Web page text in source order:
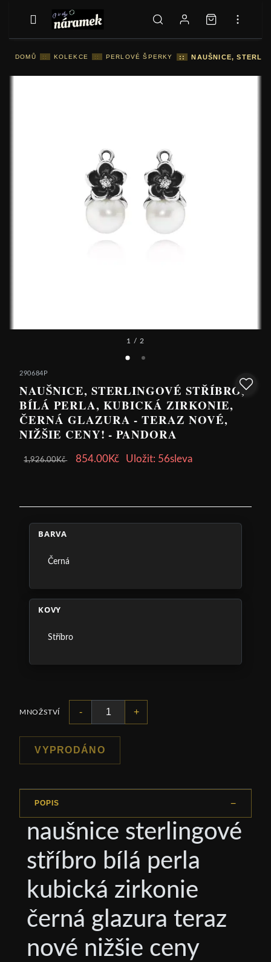
DOMŮ :: KOLEKCE :: PERLOVÉ ŠPERKY :: NAUŠNICE,
1 / 2
290684P
NAUŠNICE, STERLINGOVÉ STŘÍBRO,
BÍLÁ PERLA, KUBICKÁ ZIRKONIE,
ČERNÁ GLAZURA - TERAZ NOVÉ,
NIŽŠIE CENY! - PANDORA
1,926.00Kč 854.00Kč Uložit: 56sleva
BARVA
Černá
KOVY
Stříbro
MNOŽSTVÍ - +
VYPRODÁNO
POPIS
naušnice sterlingové
stříbro bílá perla
kubická zirkonie
černá glazura teraz
nové nižšie ceny